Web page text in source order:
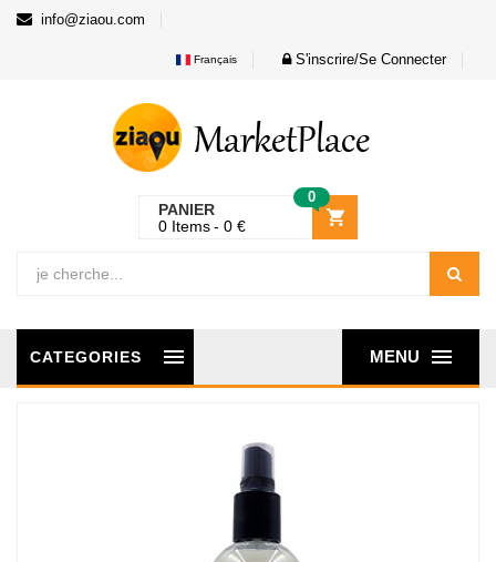
info@ziaou.com
Français S'inscrire/Se Connecter
PANIER
0
0 Items 0 €
MENU
CATEGORIES